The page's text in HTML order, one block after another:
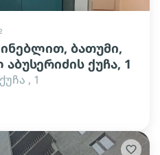
ბათუმი,
ქუჩა, 1
, 1